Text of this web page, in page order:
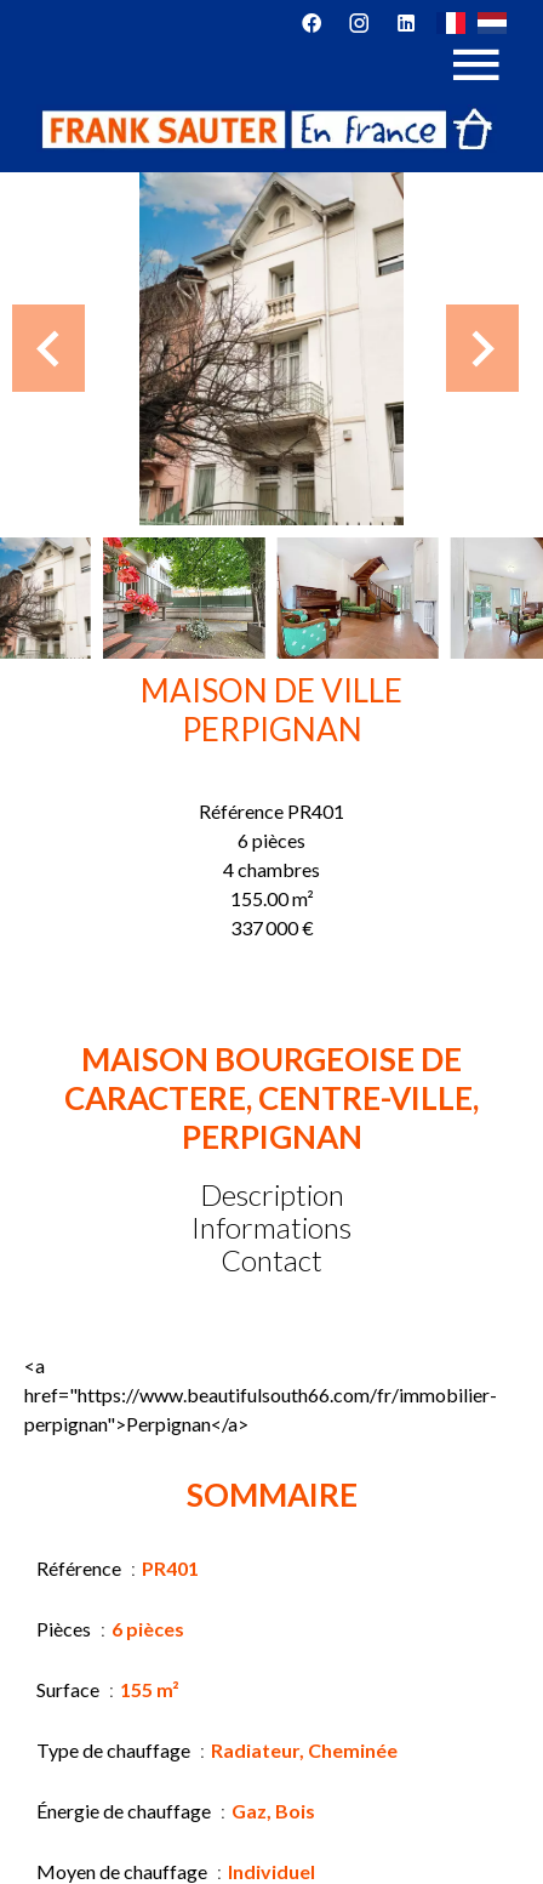
MAISON DE VILLE
PERPIGNAN
Référence PR401
6 pièces
4 chambres
155.00m²
337 000 €
MAISON BOURGEOISE DE
CARACTERE, CENTRE-VILLE,
PERPIGNAN
Description
Informations
Contact
<a
href="https://www.beautifulsouth66.com/fr/immobilier-
perpignan">Perpignan</a>
SOMMAIRE
Référence PR401
Pièces 6 pièces
Surface 155 m²
Type de chauffage Radiateur, Cheminée
Énergie de chauffage Gaz, Bois
Moyen de chauffage Individuel